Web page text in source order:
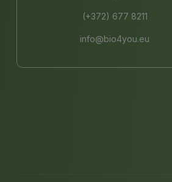
(+372) 677 8211
info@bio4you.eu